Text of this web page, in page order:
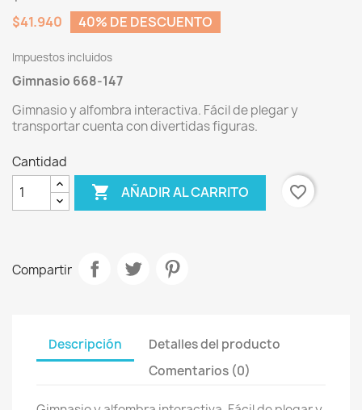
$41.940
40% DE DESCUENTO
Impuestos incluidos
Gimnasio 668-147
Gimnasio y alfombra interactiva. Fácil de plegar y
transportar cuenta con divertidas figuras.
Cantidad
 AÑADIR AL CARRITO favorite_border
Compartir
Descripción
Detalles del producto
Comentarios (0)